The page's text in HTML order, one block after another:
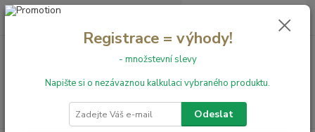
+420 731 199 591 0,00 Kč
Registrace = výhody!
- množstevní slevy
Napište si o nezávaznou kalkulaci vybraného produktu.
Odeslat